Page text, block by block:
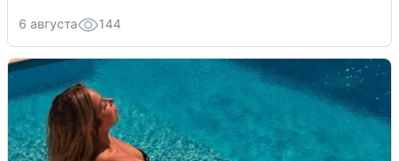
6 августа 144